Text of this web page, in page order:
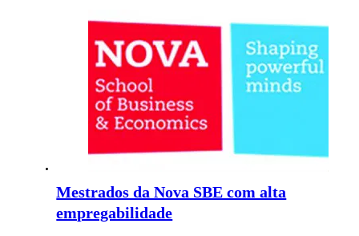
Mestrados da Nova SBE com alta
empregabilidade